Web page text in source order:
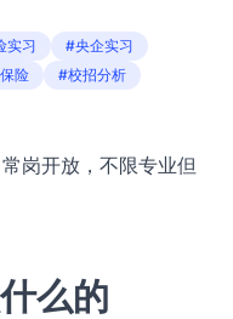
实习
#央企实习
险 #校招分析
岗开放，不限专业但
么的